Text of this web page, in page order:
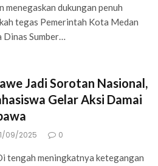
menegaskan dukungan penuh
tegas Pemerintah Kota Medan
Dinas Sumber…
Jadi Sorotan Nasional,
Gelar Aksi Damai
09/2025 0
tengah meningkatnya ketegangan